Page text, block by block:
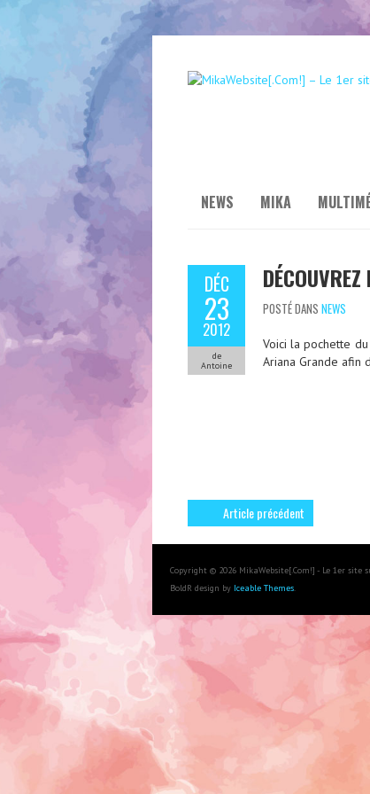
NEWS MIKA
DÉC
23
2012
de
Antoine
POSTÉ DANS NEWS
Voici la pochette
Ariana Grande afin
Article précédent
Copyright © 2026 MikaWebsite[.Com!] - Le 1er site
BoldR design by Iceable Themes.